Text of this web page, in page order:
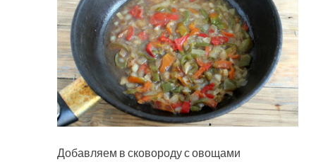
Добавляем в сковороду с овощами